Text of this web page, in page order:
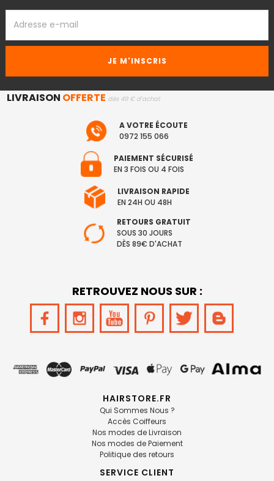
EMAIL
LIVRAISON OFFERTE dès 49 € d'achat
A VOTRE ÉCOUTE
0972 155 066
PAIEMENT SÉCURISÉ
EN 3 FOIS OU 4 FOIS
LIVRAISON RAPIDE
EN 24H OU 48H
RETOURS GRATUIT
SOUS 30 JOURS
DÈS 89€ D'ACHAT
RETROUVEZ NOUS SUR :
HAIRSTORE.FR
Qui Sommes Nous ?
Accès Coiffeurs
Nos modes de Livraison
Nos modes de Paiement
Politique des retours
SERVICE CLIENT